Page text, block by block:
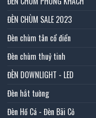
ĐÈN CHÙM SALE 2023
Đèn chùm tân cổ điển
Đèn chùm thuỷ tinh
ĐÈN DOWNLIGHT - LED
Đèn hắt tường
Đèn Hồ Cá - Đèn Bãi Cỏ